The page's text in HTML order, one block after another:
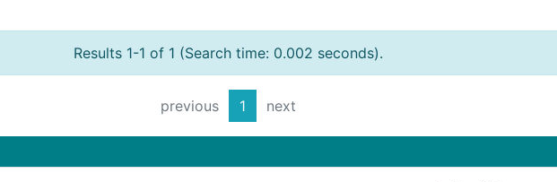
Results 1-1 of 1 (Search time: 0.002 seconds).
previous 1 next